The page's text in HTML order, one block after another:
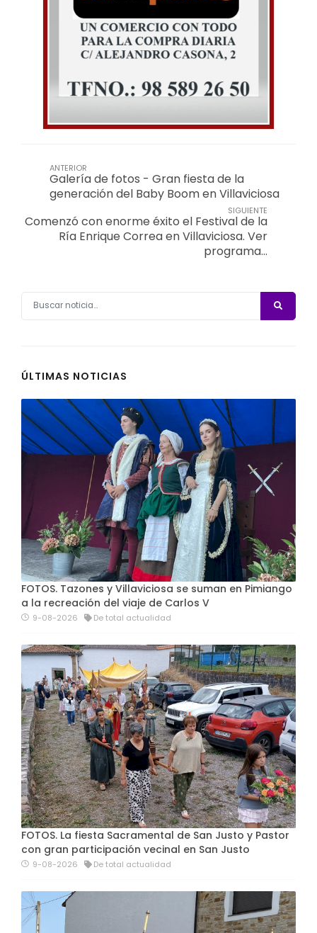
ANTERIOR
Galería de fotos - Gran fiesta de la
generación del Baby Boom en Villaviciosa
SIGUIENTE
Comenzó con enorme éxito el Festival de la
Ría Enrique Correa en Villaviciosa. Ver
programa…
ÚLTIMAS NOTICIAS
FOTOS. Tazones y Villaviciosa se suman en Pimiango
a la recreación del viaje de Carlos V
9-08-2026 De total actualidad
FOTOS. La fiesta Sacramental de San Justo y Pastor
con gran participación vecinal en San Justo
9-08-2026 De total actualidad